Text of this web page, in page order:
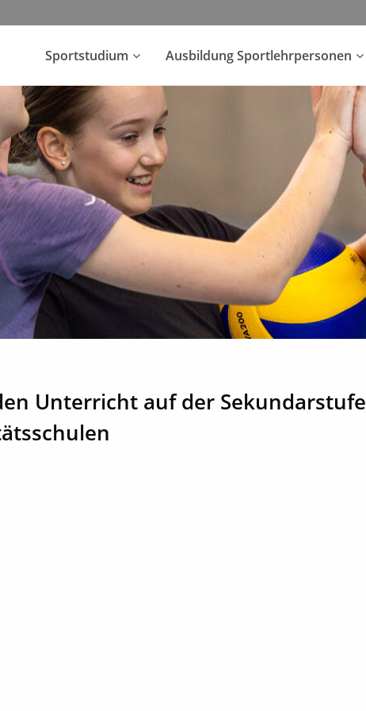
Sportstudium Ausbildung Sportlehrpersonen
Unterricht auf der Sekundarstufe